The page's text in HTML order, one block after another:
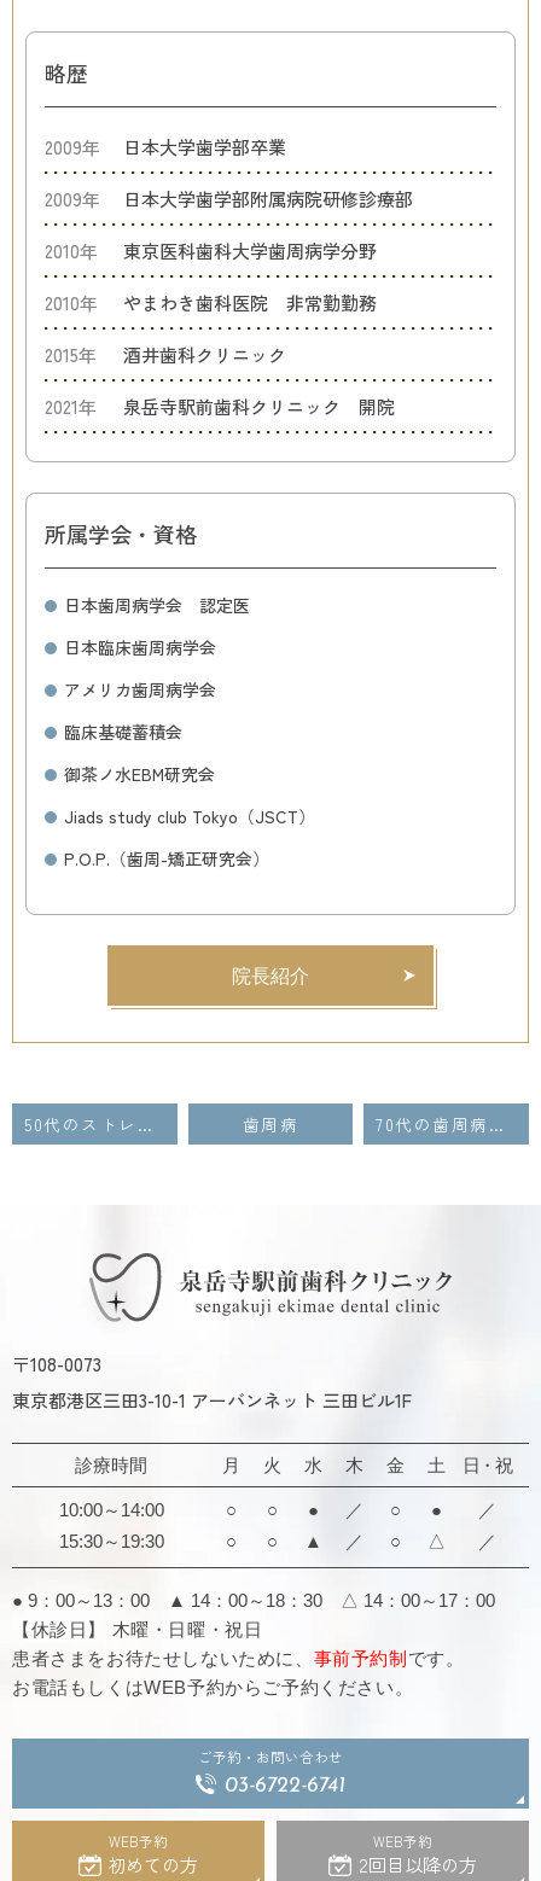
略歴
2009年 日本大学歯学部卒業
2009年 日本大学歯学部附属病院研修診療部
2010年 東京医科歯科大学歯周病学分野
2010年 やまわき歯科医院 非常勤勤務
2015年 酒井歯科クリニック
2021年 泉岳寺駅前歯科クリニック 開院
所属学会・資格
日本歯周病学会 認定医
日本臨床歯周病学会
アメリカ歯周病学会
臨床基礎蓄積会
御茶ノ水EBM研究会
Jiads study club Tokyo（JSCT）
P.O.P.（歯周-矯正研究会）
院長紹介
50代のストレスと睡眠不足が歯周病を悪化させる！自律神経を整える「健康寿命」戦略 歯周病 70代の歯周病予防に必須！電動歯ブラシは「音波式」か「回転式」か？
〒108-0073
東京都港区三田3-10-1 アーバンネット 三田ビル1F
診療時間 月 火 水 木 金 土 日・祝
10:00～14:00 ○ ○ ● ／ ○ ●
／
15:30～19:30
○ ○ ▲ ／ ○ △ ／
● 9：00～13：00 ▲ 14：00～18：30
△ 14：00～17：00
【休診日】 木曜・日曜・祝日
患者さまをお待たせしないために、 事前予約制 です。
お電話もしくはWEB予約からご予約ください。
ご予約・お問い合わせ
03-6722-6741
WEB予約
初めての方
WEB予約
2回目以降の方